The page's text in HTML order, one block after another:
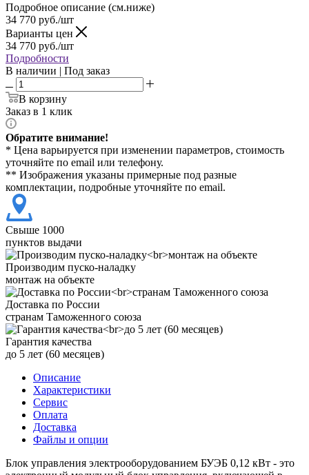
Подробное описание (см.ниже)
34 770 руб./шт
Варианты цен
34 770 руб./шт
Подробности
В наличии | Под заказ
В корзину
Заказ в 1 клик
Обратите внимание!
* Цена варьируется при изменении параметров, стоимость
уточняйте по email или телефону.
** Изображения указаны примерные под разные
комплектации, подробные уточняйте по email.
Свыше 1000
пунктов выдачи
Производим пуско-наладку
монтаж на объекте
Доставка по России
странам Таможенного союза
Гарантия качества
до 5 лет (60 месяцев)
Описание
Характеристики
Сервис
Оплата
Доставка
Файлы и опции
Блок управления электрооборудованием БУЭБ 0,12 кВт - это